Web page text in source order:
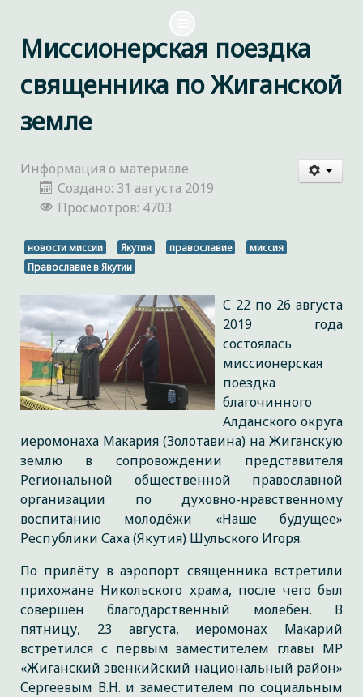
Миссионерская поездка
священника по Жиганской
земле
Информация о материале
Создано: 31 августа 2019
Просмотров: 4703
новости миссии Якутия православие
миссия
Православие в Якутии
С 22 по 26 августа
2019 года
состоялась
миссионерская
поездка
благочинного
Алданского округа
иеромонаха Макария (Золотавина) на Жиганскую
землю в сопровождении представителя
Региональной общественной православной
организации по духовно-нравственному
воспитанию молодёжи «Наше будущее»
Республики Саха (Якутия) Шульского Игоря.
По прилёту в аэропорт священника встретили
прихожане Никольского храма, после чего был
совершён благодарственный молебен. В
пятницу, 23 августа, иеромонах Макарий
встретился с первым заместителем главы МР
«Жиганский эвенкийский национальный район»
Сергеевым В.Н. и заместителем по социальным